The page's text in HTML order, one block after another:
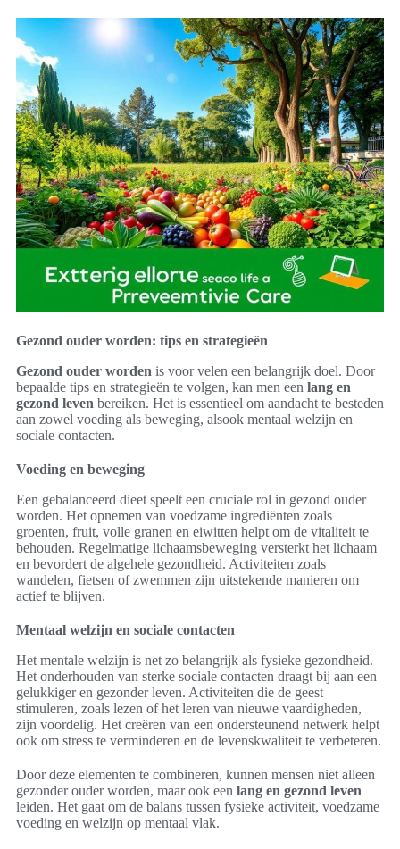
Gezond ouder worden: tips en strategieën
Gezond ouder worden is voor velen een belangrijk doel. Door
bepaalde tips en strategieën te volgen, kan men een lang en
gezond leven bereiken. Het is essentieel om aandacht te besteden
aan zowel voeding als beweging, alsook mentaal welzijn en
sociale contacten.
Voeding en beweging
Een gebalanceerd dieet speelt een cruciale rol in gezond ouder
worden. Het opnemen van voedzame ingrediënten zoals
groenten, fruit, volle granen en eiwitten helpt om de vitaliteit te
behouden. Regelmatige lichaamsbeweging versterkt het lichaam
en bevordert de algehele gezondheid. Activiteiten zoals
wandelen, fietsen of zwemmen zijn uitstekende manieren om
actief te blijven.
Mentaal welzijn en sociale contacten
Het mentale welzijn is net zo belangrijk als fysieke gezondheid.
Het onderhouden van sterke sociale contacten draagt bij aan een
gelukkiger en gezonder leven. Activiteiten die de geest
stimuleren, zoals lezen of het leren van nieuwe vaardigheden,
zijn voordelig. Het creëren van een ondersteunend netwerk helpt
ook om stress te verminderen en de levenskwaliteit te verbeteren.
Door deze elementen te combineren, kunnen mensen niet alleen
gezonder ouder worden, maar ook een lang en gezond leven
leiden. Het gaat om de balans tussen fysieke activiteit, voedzame
voeding en welzijn op mentaal vlak.